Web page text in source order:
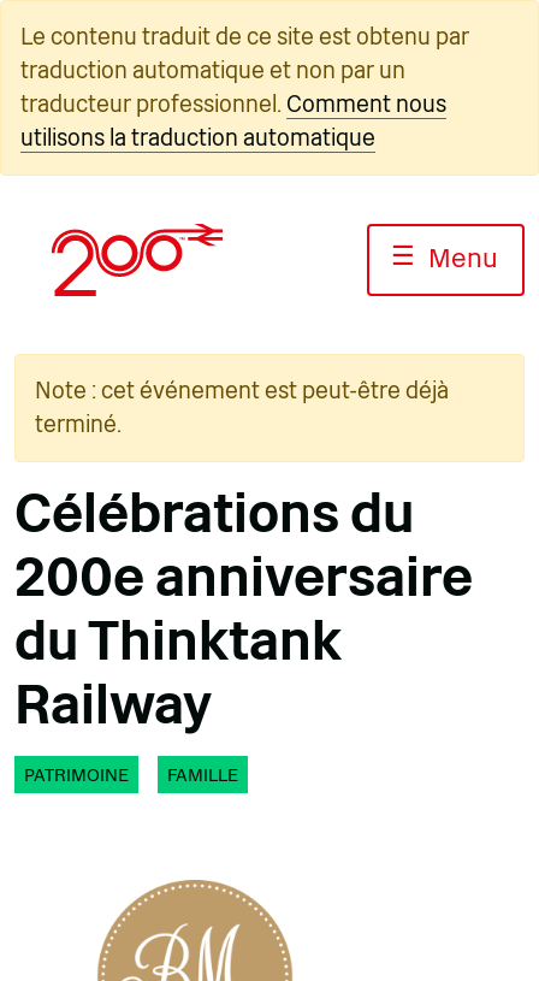
content
Le contenu traduit de ce site est obtenu par
traduction automatique et non par un
traducteur professionnel. Comment nous
utilisons la traduction automatique
☰ Menu
Note : cet événement est peut-être déjà
terminé.
Célébrations du
200e anniversaire
du Thinktank
Railway
PATRIMOINE FAMILLE